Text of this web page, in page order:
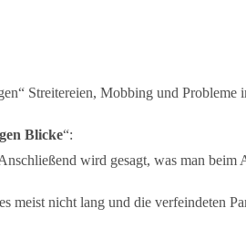
Streitereien, Mobbing und Probleme
Blicke“:
wird gesagt, was man
nicht lang und die verfeindeten